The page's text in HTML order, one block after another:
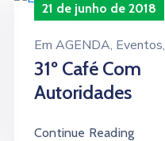
21 de junho de 2018
Em AGENDA‚ Eventos‚
31º Café Com
Autoridades
Continue Reading